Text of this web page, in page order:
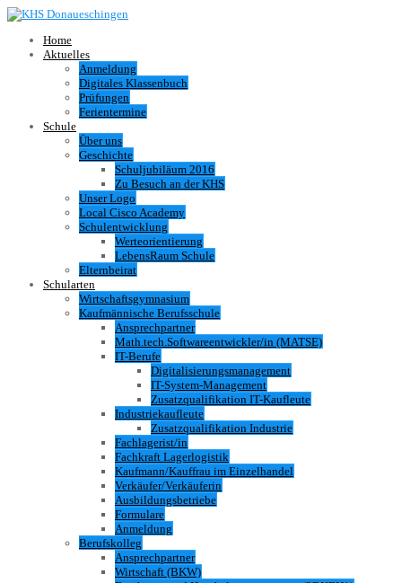
Home
Aktuelles
Anmeldung
Digitales Klassenbuch
Prüfungen
Ferientermine
Schule
Über uns
Geschichte
Schuljubiläum 2016
Zu Besuch an der KHS
Unser Logo
Local Cisco Academy
Schulentwicklung
Werteorientierung
LebensRaum Schule
Elternbeirat
Schularten
Wirtschaftsgymnasium
Kaufmännische Berufsschule
Ansprechpartner
Math.tech.Softwareentwickler/in (MATSE)
IT-Berufe
Digitalisierungsmanagement
IT-System-Management
Zusatzqualifikation IT-Kaufleute
Industriekaufleute
Zusatzqualifikation Industrie
Fachlagerist/in
Fachkraft Lagerlogistik
Kaufmann/Kauffrau im Einzelhandel
Verkäufer/Verkäuferin
Ausbildungsbetriebe
Formulare
Anmeldung
Berufskolleg
Ansprechpartner
Wirtschaft (BKW)